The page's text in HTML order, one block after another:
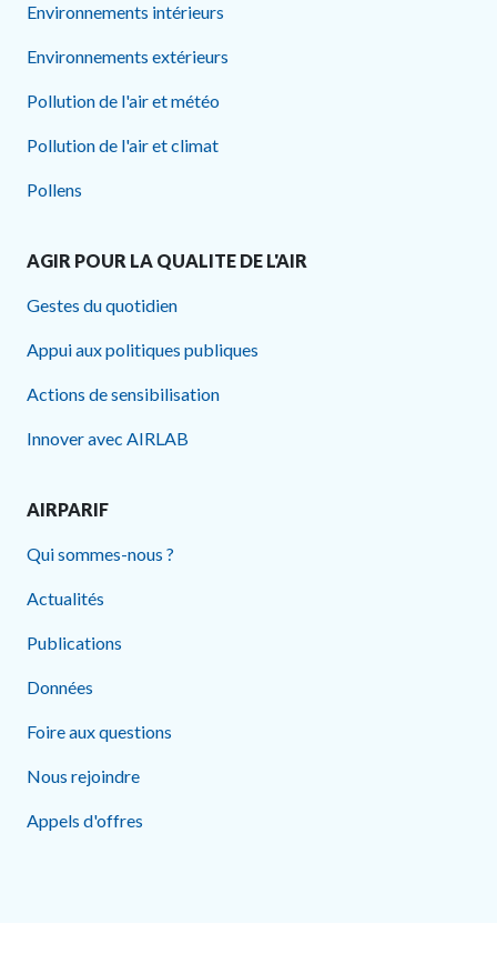
Environnements intérieurs
Environnements extérieurs
Pollution de l'air et météo
Pollution de l'air et climat
Pollens
AGIR POUR LA QUALITE DE L'AIR
Gestes du quotidien
Appui aux politiques publiques
Actions de sensibilisation
Innover avec AIRLAB
AIRPARIF
Qui sommes-nous ?
Actualités
Publications
Données
Foire aux questions
Nous rejoindre
Appels d'offres